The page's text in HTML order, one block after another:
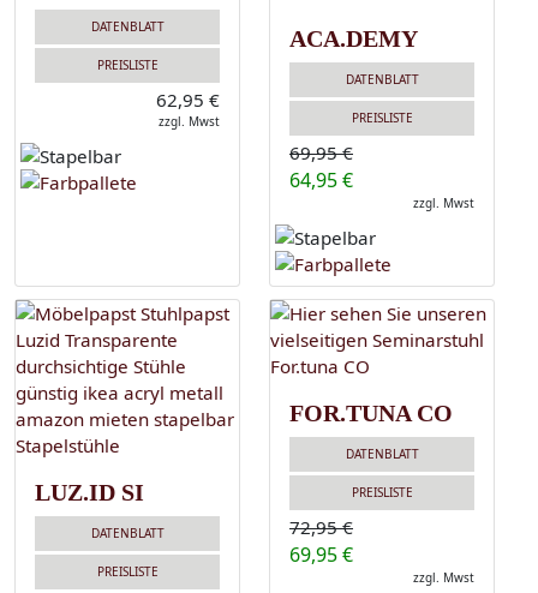
DATENBLATT
PREISLISTE
62,95 €
zzgl. Mwst
ACA.DEMY
DATENBLATT
PREISLISTE
69,95 €
64,95 €
zzgl. Mwst
LUZ.ID SI
DATENBLATT
PREISLISTE
FOR.TUNA CO
DATENBLATT
PREISLISTE
72,95 €
69,95 €
zzgl. Mwst